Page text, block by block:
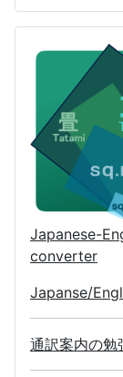
Japanese-
converter
Japanse/
通訳案内の勉